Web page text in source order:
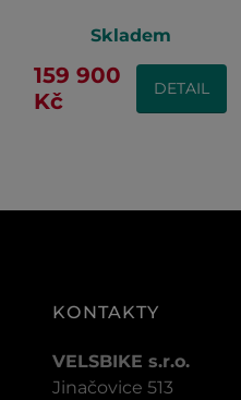
Skladem
159 900
Kč
DETAIL
KONTAKTY
VELSBIKE s.r.o.
Jinačovice 513